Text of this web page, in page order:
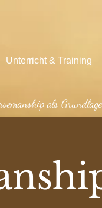
Unterricht & Training
als